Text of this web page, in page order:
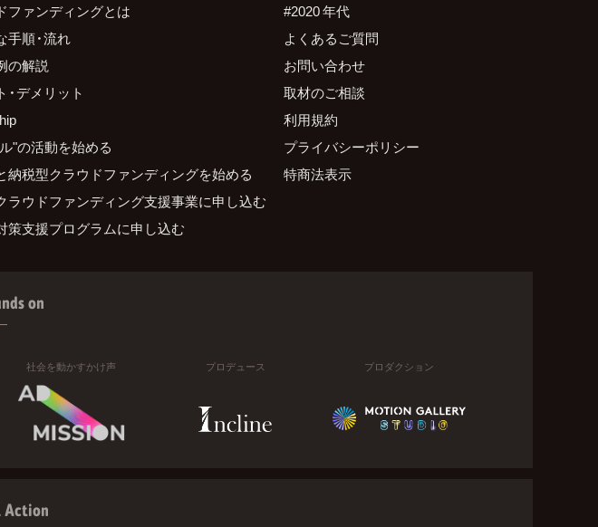
ファンディングとは
手順・流れ
の解説
・デメリット
"の活動を始める
納税型クラウドファンディングを始める
ラウドファンディング支援事業に申し込む
策支援プログラムに申し込む
#2020 年代
よくあるご質問
お問い合わせ
取材のご相談
利用規約
プライバシーポリシー
特商法表示
on
社会を動かすかけ声 プロデュース プロダクション
Action